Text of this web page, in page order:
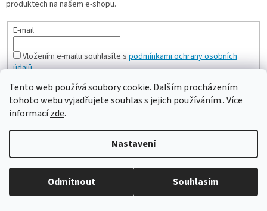
Tento web používá soubory cookie. Dalším procházením
tohoto webu vyjadřujete souhlas s jejich používáním.. Více
informacízde.
Nastavení
Odmítnout Souhlasím
produktech na našem e-shopu.
E-mail
Vložením e-mailu souhlasíte s podmínkami ochrany osobních
údajů
PŘIHLÁSIT SE
Milan Bartl chovatelské stránky